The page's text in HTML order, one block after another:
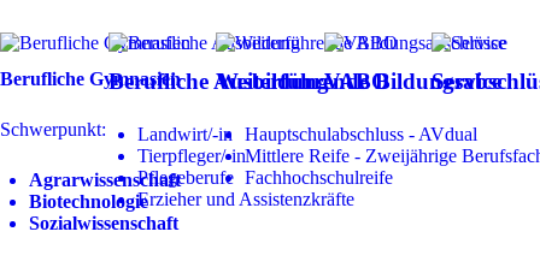
Berufliche Gymnasien
Schwerpunkt:
Agrarwissenschaft
Biotechnologie
Sozialwissenschaft
Berufliche Ausbildung
Landwirt/-in
Tierpfleger/-in
Pflegeberufe
Erzieher und Assistenzkräfte
Weiterführende
Hauptschulabschluss - AVdual
Mittlere Reife - Zweijährige
Fachhochschulreife
VABO Service